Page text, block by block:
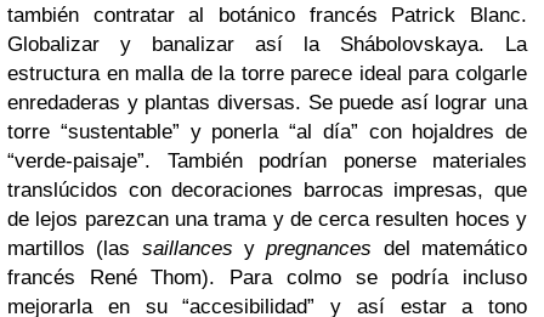
también contratar al botánico francés Patrick Blanc.
Globalizar y banalizar así la Shábolovskaya. La
estructura en malla de la torre parece ideal para colgarle
enredaderas y plantas diversas. Se puede así lograr una
torre “sustentable” y ponerla “al día” con hojaldres de
“verde-paisaje”. También podrían ponerse materiales
translúcidos con decoraciones barrocas impresas, que
de lejos parezcan una trama y de cerca resulten hoces y
martillos (las saillances ypregnances del matemático
francés René Thom). Para colmo se podría incluso
mejorarla en su “accesibilidad” y así estar a tono